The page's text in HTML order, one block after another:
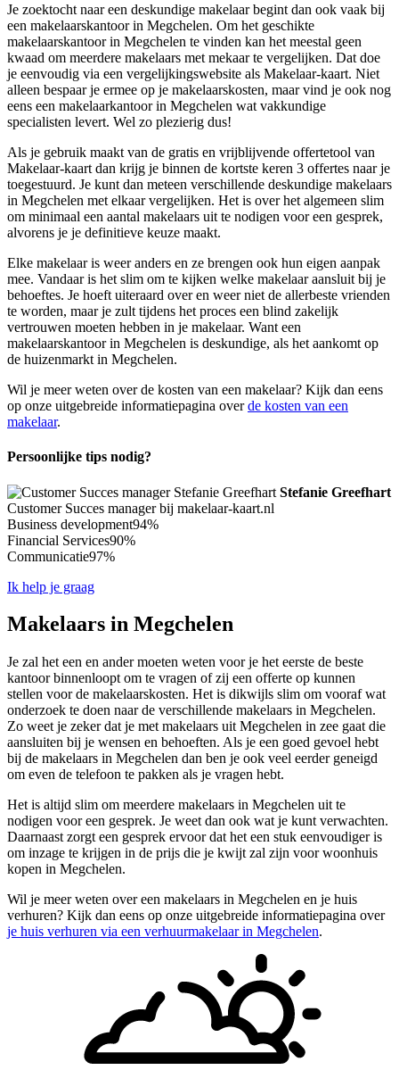
Je zoektocht naar een deskundige makelaar begint dan ook vaak bij
een makelaarskantoor in Megchelen. Om het geschikte
makelaarskantoor in Megchelen te vinden kan het meestal geen
kwaad om meerdere makelaars met mekaar te vergelijken. Dat doe
je eenvoudig via een vergelijkingswebsite als Makelaar-kaart. Niet
alleen bespaar je ermee op je makelaarskosten, maar vind je ook nog
eens een makelaarkantoor in Megchelen wat vakkundige
specialisten levert. Wel zo plezierig dus!
Als je gebruik maakt van de gratis en vrijblijvende offertetool van
Makelaar-kaart dan krijg je binnen de kortste keren 3 offertes naar je
toegestuurd. Je kunt dan meteen verschillende deskundige makelaars
in Megchelen met elkaar vergelijken. Het is over het algemeen slim
om minimaal een aantal makelaars uit te nodigen voor een gesprek,
alvorens je je definitieve keuze maakt.
Elke makelaar is weer anders en ze brengen ook hun eigen aanpak
mee. Vandaar is het slim om te kijken welke makelaar aansluit bij je
behoeftes. Je hoeft uiteraard over en weer niet de allerbeste vrienden
te worden, maar je zult tijdens het proces een blind zakelijk
vertrouwen moeten hebben in je makelaar. Want een
makelaarskantoor in Megchelen is deskundige, als het aankomt op
de huizenmarkt in Megchelen.
Wil je meer weten over de kosten van een makelaar? Kijk dan eens
op onze uitgebreide informatiepagina overde kosten van een
makelaar.
Persoonlijke tips nodig?
Stefanie Greefhart
Customer Succes manager bij makelaar-kaart.nl
Business development94%
Financial Services90%
Communicatie97%
Ik help je graag
Makelaars in Megchelen
Je zal het een en ander moeten weten voor je het eerste de beste
kantoor binnenloopt om te vragen of zij een offerte op kunnen
stellen voor de makelaarskosten. Het is dikwijls slim om vooraf wat
onderzoek te doen naar de verschillende makelaars in Megchelen.
Zo weet je zeker dat je met makelaars uit Megchelen in zee gaat die
aansluiten bij je wensen en behoeften. Als je een goed gevoel hebt
bij de makelaars in Megchelen dan ben je ook veel eerder geneigd
om even de telefoon te pakken als je vragen hebt.
Het is altijd slim om meerdere makelaars in Megchelen uit te
nodigen voor een gesprek. Je weet dan ook wat je kunt verwachten.
Daarnaast zorgt een gesprek ervoor dat het een stuk eenvoudiger is
om inzage te krijgen in de prijs die je kwijt zal zijn voor woonhuis
kopen in Megchelen.
Wil je meer weten over een makelaars in Megchelen en je huis
verhuren? Kijk dan eens op onze uitgebreide informatiepagina over
je huis verhuren via een verhuurmakelaar in Megchelen.